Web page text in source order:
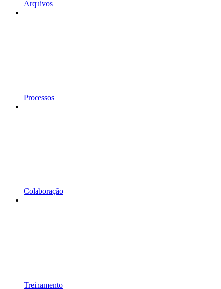
Arquivos
Processos
Colaboração
Treinamento